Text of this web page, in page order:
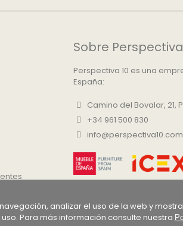
Sobre Perspectiva
Perspectiva 10 es una
España:
Camino del Bovalar, 21,
+34 961 500 830
info@perspectiva10.com
analizar el uso de la web y
Para más información consulte nuestra